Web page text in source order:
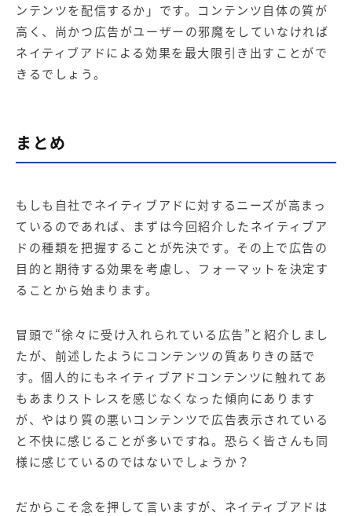
ンテンツを配信するか」です。コンテンツ自体の質が
高く、尚かつ広告がユーザーの邪魔をしていなければ
ネイティブアドによる効果を最大限引き出すことがで
きるでしょう。
まとめ
もしも自社でネイティブアドに対するニーズが高まっ
ているのであれば、まずは今回紹介したネイティブア
ドの種類を把握することが先決です。その上で広告の
目的と期待する効果を考慮し、フォーマットを決定す
ることから始まります。
冒頭で“徐々に受け入れられている広告”と紹介しまし
たが、前述したようにコンテンツの質ありきの話で
す。個人的にもネイティブアドコンテンツに触れてあ
もあまりストレスを感じなくなった傾向にあります
が、やはり質の悪いコンテンツで広告表示されている
と不快に感じることが多いですね。恐らく皆さんも同
様に感じているのではないでしょうか？
だからこそ念を押して言いますが、ネイティブアドは